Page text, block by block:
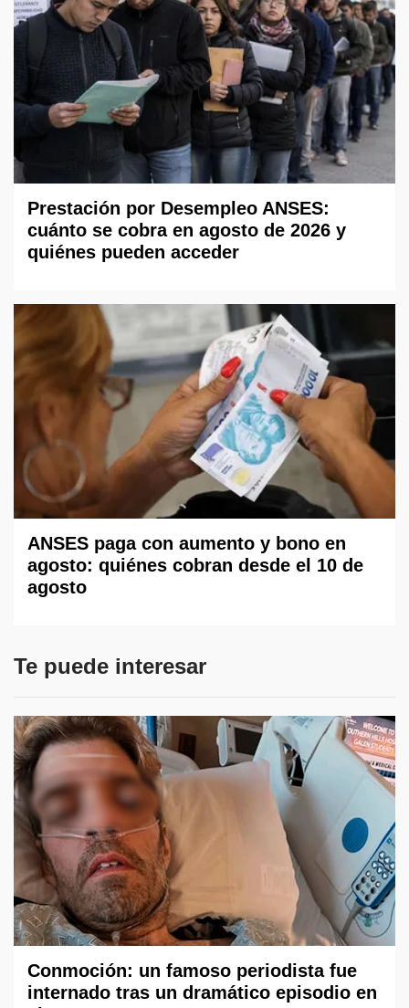
Prestación por Desempleo ANSES:
cuánto se cobra en agosto de 2026 y
quiénes pueden acceder
ANSES paga con aumento y bono en
agosto: quiénes cobran desde el 10 de
agosto
Te puede interesar
Conmoción: un famoso periodista fue
internado tras un dramático episodio en